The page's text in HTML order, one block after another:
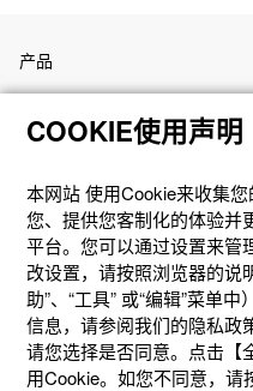
产品
客户支持
资讯
COOKIE使用声明
本网站 使⽤Cookie来收集
您、提供您客制化的体验并
平台。您可以通过设置来管
改设置，请按照浏览器的说
助”、“⼯具” 或“编辑”菜单
信息，请参阅我们的隐私政
请您选择是否同意。点击【
用Cookie。如您不同意，